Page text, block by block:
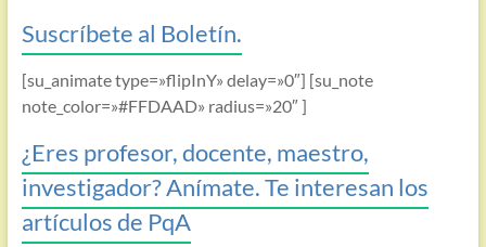
Suscríbete al Boletín.
[su_animate type=»flipInY» delay=»0″] [su_note
note_color=»#FFDAAD» radius=»20″ ]
¿Eres profesor, docente, maestro,
investigador? Anímate. Te interesan los
artículos de PqA